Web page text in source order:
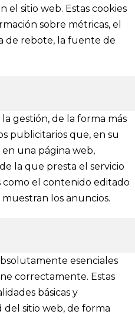
el sitio web. Estas cookies
sobre métricas, el
de rebote, la fuente de
gestión, de la forma más
publicitarios que, en su
una página web,
la que presta el servicio
como el contenido editado
los anuncios.
esenciales
correctamente. Estas
básicas y
del sitio web, de forma